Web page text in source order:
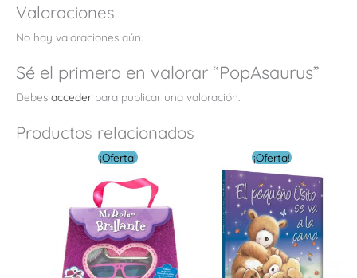
Valoraciones
No hay valoraciones aún.
Sé el primero en valorar “PopAsaurus”
Debes acceder para publicar una valoración.
Productos relacionados
¡Oferta!
El
precio
original
era:
$ 12.00.
actual
es:
$ 5.00.
¡Oferta!
El
precio
original
era:
$ 12.00.
actual
es:
$ 6.00.